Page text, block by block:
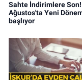
Sahte İndirimlere Son!
Ağustos'ta Yeni
başlıyor